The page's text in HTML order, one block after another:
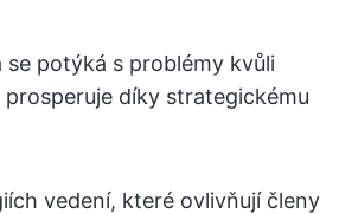
potýká s problémy kvůli
díky strategickému
vedení, které ovlivňují členy